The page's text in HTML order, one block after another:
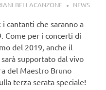
BELLACANZONE
NEWS
cantanti che saranno a
Come per i concerti di
del 2019, anche il
supportato dal vivo
del Maestro Bruno
terza serata speciale!